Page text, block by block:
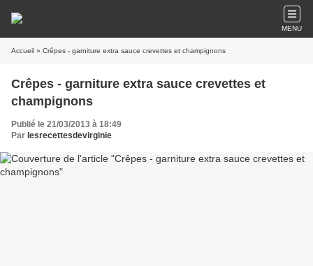
MENU
Accueil » Crêpes - garniture extra sauce crevettes et champignons
Crêpes - garniture extra sauce crevettes et
champignons
Publié le 21/03/2013 à 18:49
Par lesrecettesdevirginie